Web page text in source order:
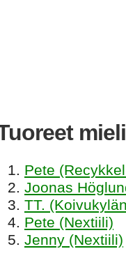
Pete
Joonas
TT.
Pete (Nextiili)
Jenny (Nextiili)